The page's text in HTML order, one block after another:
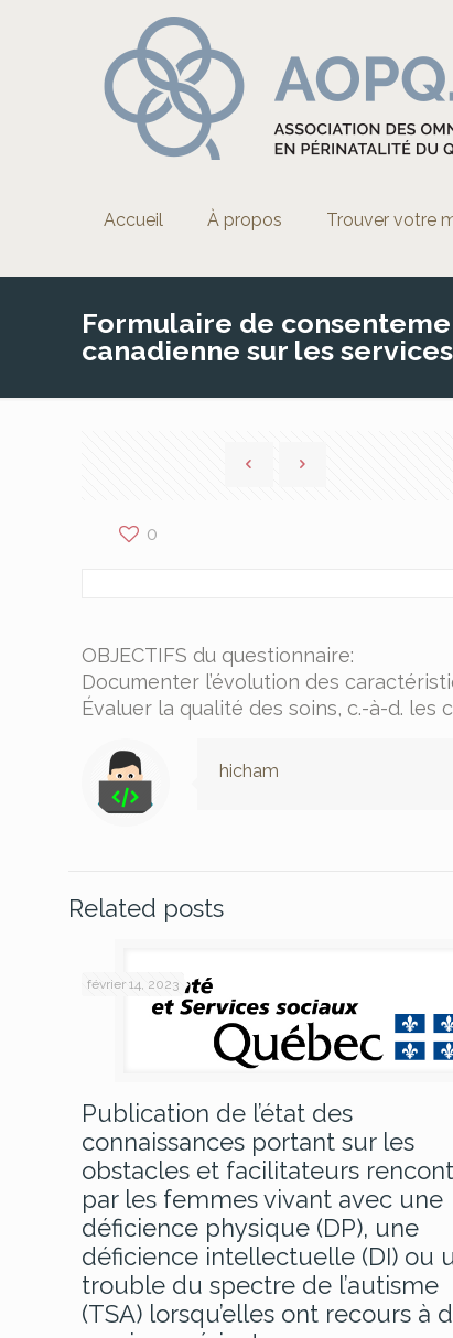
Accueil À propos Trouver votre
Formulaire de
canadienne sur les
0
OBJECTIFS du questionnaire:
Documenter l’évolution des
Évaluer la qualité des soins, c.-à-d.
hicham
Related posts
février 14, 2023
Publication de l’état des
connaissances portant sur les
obstacles et facilitateurs
par les femmes vivant avec une
déficience physique (DP), une
déficience intellectuelle (DI) ou
trouble du spectre de l’autisme
(TSA) lorsqu’elles ont recours à